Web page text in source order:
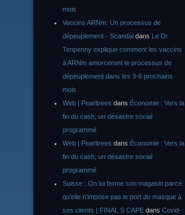
mois
Vaccins ARNm: Un processus de
dépeuplement - Scandal dans Le Dr
Tenpenny explique comment les vaccins
à ARNm amorceront le processus de
dépeuplement dans les 3-6 prochains
mois
Web | Pearltrees dans Économie : Vers la
fin du cash, un désastre social
programmé
Web | Pearltrees dans Économie : Vers la
fin du cash, un désastre social
programmé
Suisse : On lui ferme son magasin parce
qu’elle n’impose pas le port du masque à
ses clients | FINAL S CAPE dans Covid-